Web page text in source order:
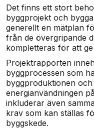
Det finns ett stort
byggprojekt och
generellt en mätplan
från de övergripande
kompletteras för att
Projektrapporten
byggprocessen som
byggproduktionen
energianvändningen
inkluderar även
krav som kan ställas
byggskede.